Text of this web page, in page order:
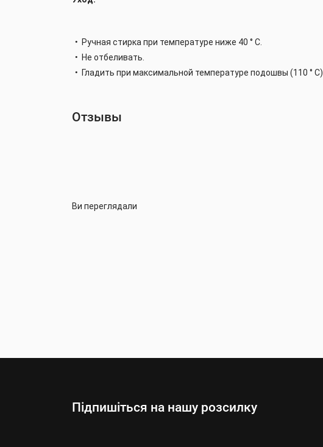
Ручная стирка при температуре ниже 40 ° C.
Не отбеливать.
Гладить при максимальной температуре подошвы (110 ° C).
Отзывы
Ви переглядали
Підпишіться на нашу розсилку